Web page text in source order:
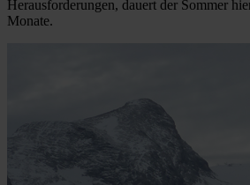
Herausforderungen, dauert der Sommer
Monate.